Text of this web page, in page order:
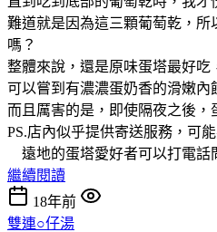
難道就是因為這三顆葡萄乾，所
嗎？
整體來說，還是原味蛋塔最好吃
可以嘗到有濃濃蛋奶香的滑嫩內
而且厲害的是，即使隔夜之後，
PS.店內似乎提供寄送服務，可
遠地的蛋塔愛好者可以打電話
繼續閱讀
18年前
雙連○仔湯